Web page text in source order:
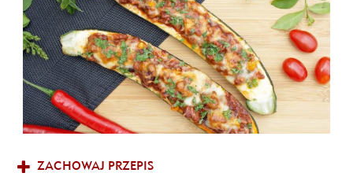
ciasta. Jest łagodna i neutralna w smaku, dlatego też jest
wyśmienitym dodatkiem do rozmaitych warzywnych kompozycji,
jak i ciast. W mojej kuchni cukinia zajmuje dość wysokie miejsce.
Kilka lat temu po raz pierwszy zrobiłam cukinię po meksykańsku.
Od tego czasu pokochaliśmy cukinię nie tylko w tej formie.
Danie znalazło wielu swoich wielbicieli, a przepis zawędrował
aż do Irlandii Północnej, gdzie również zyskał swoją
popularność.
ZACHOWAJ PRZEPIS